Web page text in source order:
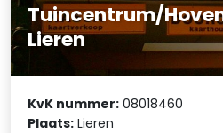
Tuincentrum/
Lieren
KvK nummer: 08018460
Plaats: Lieren